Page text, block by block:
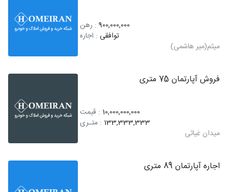
900,000,000 : رهن
توافقی : اجاره
میثم(میر هاشمی)
فروش آپارتمان 75 متری
10,000,000,000 : قیمت
133,333,333 : متـری
میدان غیاثی
اجاره آپارتمان 89 متری